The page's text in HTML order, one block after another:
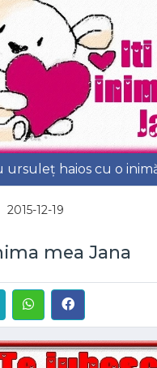
ursuleț haios cu o
2015-12-19
mea Jana